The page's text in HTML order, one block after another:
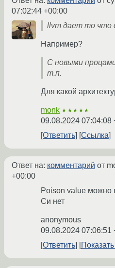
07:02:44 +00:00
llvm дает то что
Например?
С новыми
т.п.
Для какой
monk ★★★★★
09.08.2024 07:04:08
Ответить Ссылка
Ответ на: комментарий от
+00:00
Poison value можно
Си нет
anonymous
09.08.2024 07:06:51
Ответить
Показать